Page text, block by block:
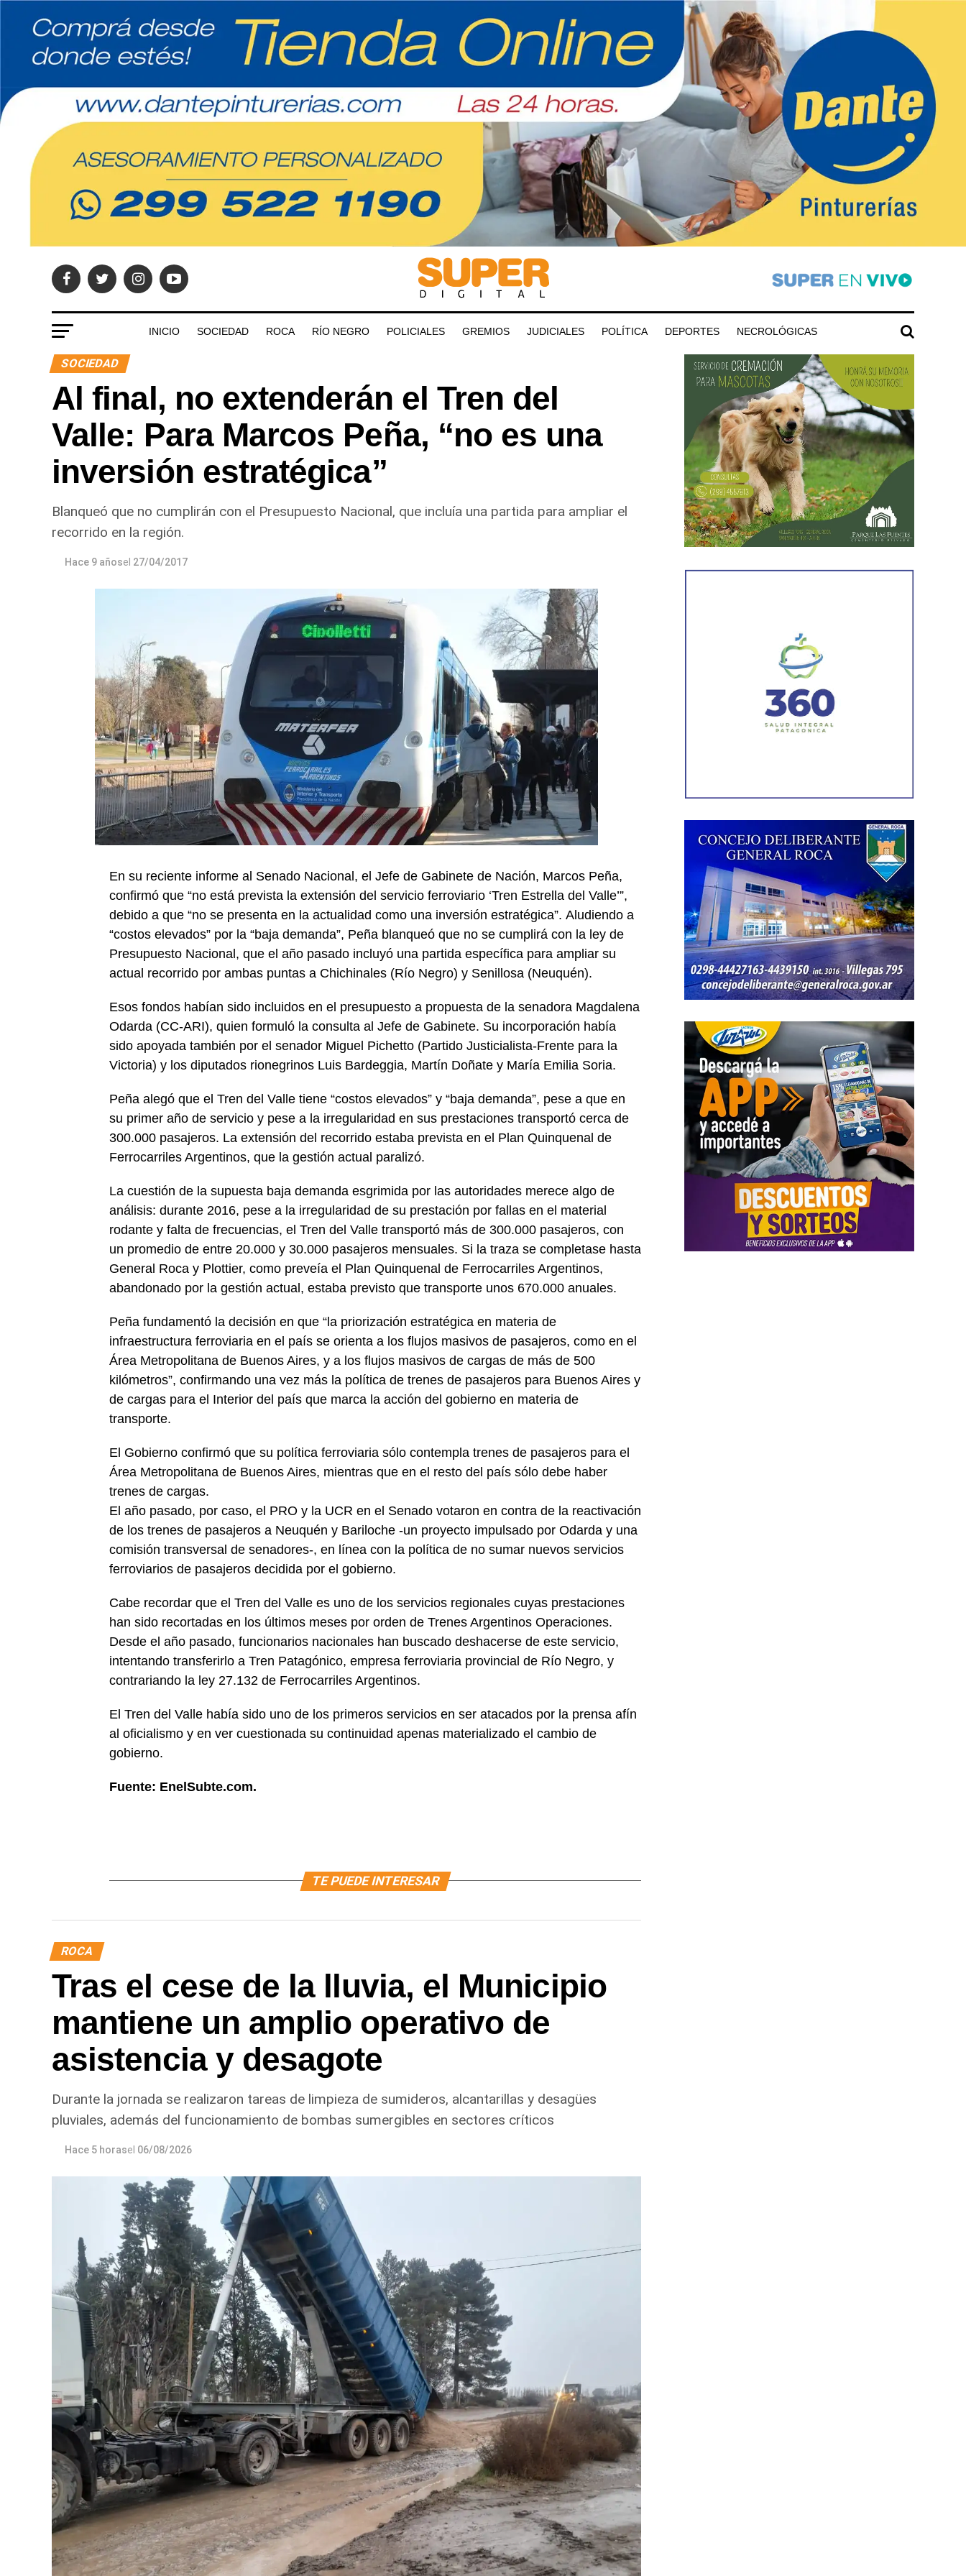
INICIO SOCIEDAD ROCA RÍO NEGRO POLICIALES GREMIOS JUDICIALES POLÍTICA DEPORTES NECROLÓGICAS
SOCIEDAD
Al final, no extenderán el Tren del
Valle: Para Marcos Peña, “no es una
inversión estratégica”
Blanqueó que no cumplirán con el Presupuesto Nacional, que incluía una partida para ampliar el
recorrido en la región.
Hace 9 añosel 27/04/2017
En su reciente informe al Senado Nacional, el Jefe de Gabinete de Nación, Marcos Peña,
confirmó que “no está prevista la extensión del servicio ferroviario ‘Tren Estrella del Valle’”,
debido a que “no se presenta en la actualidad como una inversión estratégica”. Aludiendo a
“costos elevados” por la “baja demanda”, Peña blanqueó que no se cumplirá con la ley de
Presupuesto Nacional, que el año pasado incluyó una partida específica para ampliar su
actual recorrido por ambas puntas a Chichinales (Río Negro) y Senillosa (Neuquén).
Esos fondos habían sido incluidos en el presupuesto a propuesta de la senadora Magdalena
Odarda (CC-ARI), quien formuló la consulta al Jefe de Gabinete. Su incorporación había
sido apoyada también por el senador Miguel Pichetto (Partido Justicialista-Frente para la
Victoria) y los diputados rionegrinos Luis Bardeggia, Martín Doñate y María Emilia Soria.
Peña alegó que el Tren del Valle tiene “costos elevados” y “baja demanda”, pese a que en
su primer año de servicio y pese a la irregularidad en sus prestaciones transportó cerca de
300.000 pasajeros. La extensión del recorrido estaba prevista en el Plan Quinquenal de
Ferrocarriles Argentinos, que la gestión actual paralizó.
La cuestión de la supuesta baja demanda esgrimida por las autoridades merece algo de
análisis: durante 2016, pese a la irregularidad de su prestación por fallas en el material
rodante y falta de frecuencias, el Tren del Valle transportó más de 300.000 pasajeros, con
un promedio de entre 20.000 y 30.000 pasajeros mensuales. Si la traza se completase hasta
General Roca y Plottier, como preveía el Plan Quinquenal de Ferrocarriles Argentinos,
abandonado por la gestión actual, estaba previsto que transporte unos 670.000 anuales.
Peña fundamentó la decisión en que “la priorización estratégica en materia de
infraestructura ferroviaria en el país se orienta a los flujos masivos de pasajeros, como en el
Área Metropolitana de Buenos Aires, y a los flujos masivos de cargas de más de 500
kilómetros”, confirmando una vez más la política de trenes de pasajeros para Buenos Aires y
de cargas para el Interior del país que marca la acción del gobierno en materia de
transporte.
El Gobierno confirmó que su política ferroviaria sólo contempla trenes de pasajeros para el
Área Metropolitana de Buenos Aires, mientras que en el resto del país sólo debe haber
trenes de cargas.
El año pasado, por caso, el PRO y la UCR en el Senado votaron en contra de la reactivación
de los trenes de pasajeros a Neuquén y Bariloche -un proyecto impulsado por Odarda y una
comisión transversal de senadores-, en línea con la política de no sumar nuevos servicios
ferroviarios de pasajeros decidida por el gobierno.
Cabe recordar que el Tren del Valle es uno de los servicios regionales cuyas prestaciones
han sido recortadas en los últimos meses por orden de Trenes Argentinos Operaciones.
Desde el año pasado, funcionarios nacionales han buscado deshacerse de este servicio,
intentando transferirlo a Tren Patagónico, empresa ferroviaria provincial de Río Negro, y
contrariando la ley 27.132 de Ferrocarriles Argentinos.
El Tren del Valle había sido uno de los primeros servicios en ser atacados por la prensa afín
al oficialismo y en ver cuestionada su continuidad apenas materializado el cambio de
gobierno.
Fuente: EnelSubte.com.
TE PUEDE INTERESAR
ROCA
Tras el cese de la lluvia, el Municipio
mantiene un amplio operativo de
asistencia y desagote
Durante la jornada se realizaron tareas de limpieza de sumideros, alcantarillas y desagües
pluviales, además del funcionamiento de bombas sumergibles en sectores críticos
Hace 5 horasel 06/08/2026